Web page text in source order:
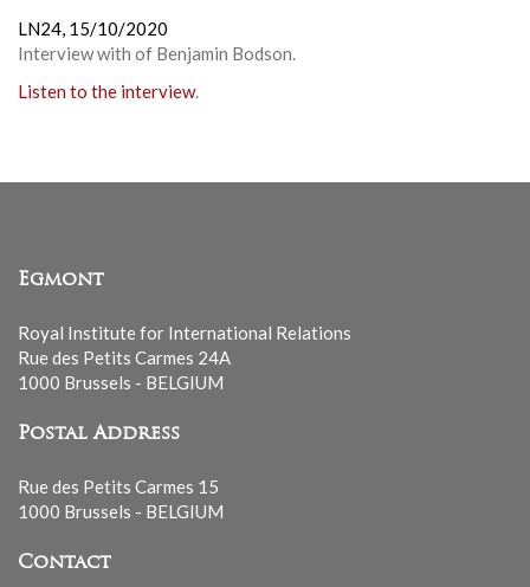
LN24, 15/10/2020
Interview with of Benjamin Bodson.
Listen to the interview.
Egmont
Royal Institute for International Relations
Rue des Petits Carmes 24A
1000 Brussels - BELGIUM
Postal Address
Rue des Petits Carmes 15
1000 Brussels - BELGIUM
Contact